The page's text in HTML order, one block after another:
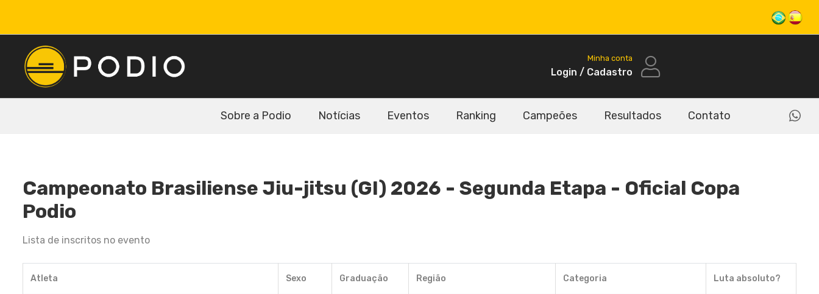
Minha conta
Login / Cadastro
Sobre a Podio Notícias Eventos Ranking Campeões Resultados Contato
Campeonato Brasiliense Jiu-jitsu (GI) 2026 - Segunda Etapa - Oficial Copa
Podio
Lista de inscritos no evento
Atleta Sexo Graduação Região Categoria Luta absoluto?